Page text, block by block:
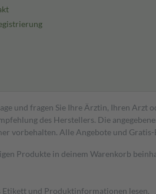
und fragen Sie Ihre Ärztin, Ihren
des Herstellers. Die
vorbehalten. Alle Angebote und
Produkte in deinem Warenkorb
und Produktinformationen lesen.